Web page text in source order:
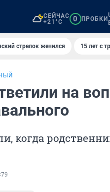
СЕЙЧАС
+21°C
0 ПРОБКИ
стрелок женился 15 лет с
на
когда